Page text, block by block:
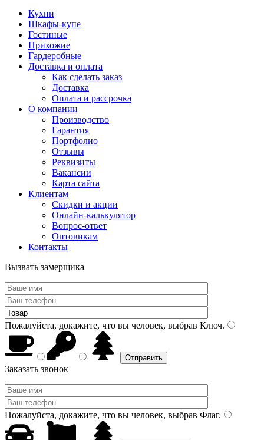
Кухни
Шкафы-купе
Гостиные
Прихожие
Гардеробные
Доставка и оплата
Как сделать заказ
Доставка
Оплата и рассрочка
О компании
Производство
Гарантия
Портфолио
Отзывы
Реквизиты
Вакансии
Карта сайта
Клиентам
Скидки и акции
Онлайн-калькулятор
Вопрос-ответ
Оптовикам
Контакты
Вызвать замерщика
Пожалуйста, докажите, что вы человек, выбрав Ключ.
Заказать звонок
Пожалуйста, докажите, что вы человек, выбрав Флаг.